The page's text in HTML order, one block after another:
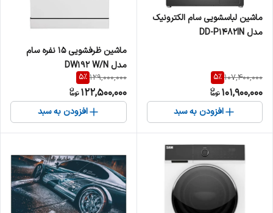
ماشین لباسشویی سام الکترونیک
مدل DD-P1482IN
107,400,000
5%
101,900,000
افزودن به سبد
ماشین ظرفشویی 15 نفره سام
مدل DW192 W/N
129,000,000
5%
122,500,000
افزودن به سبد